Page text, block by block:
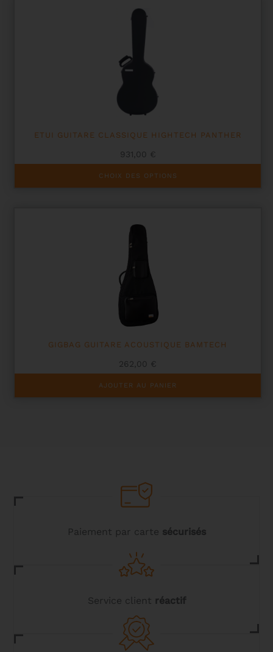
ETUI GUITARE CLASSIQUE HIGHTECH PANTHER
931,00 €
CHOIX DES OPTIONS
a
GIGBAG GUITARE ACOUSTIQUE BAMTECH
262,00 €
AJOUTER AU PANIER
Paiement par carte sécurisés
Service client réactif